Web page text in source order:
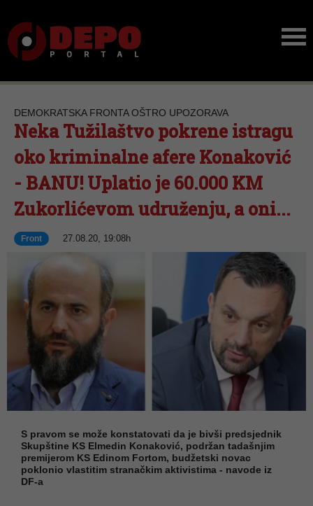
DEMOKRATSKA FRONTA OŠTRO UPOZORAVA
Neka Tužilaštvo pokrene istragu
oko kriminalne afere Konaković
- BANU! Uplatio je 60.000 KM
Zukorlićevom udruženju, a oni...
Front 27.08.20, 19:08h
S pravom se može konstatovati da je bivši predsjednik
Skupštine KS Elmedin Konaković, podržan tadašnjim
premijerom KS Edinom Fortom, budžetski novac
poklonio vlastitim stranačkim aktivistima - navode iz
DF-a